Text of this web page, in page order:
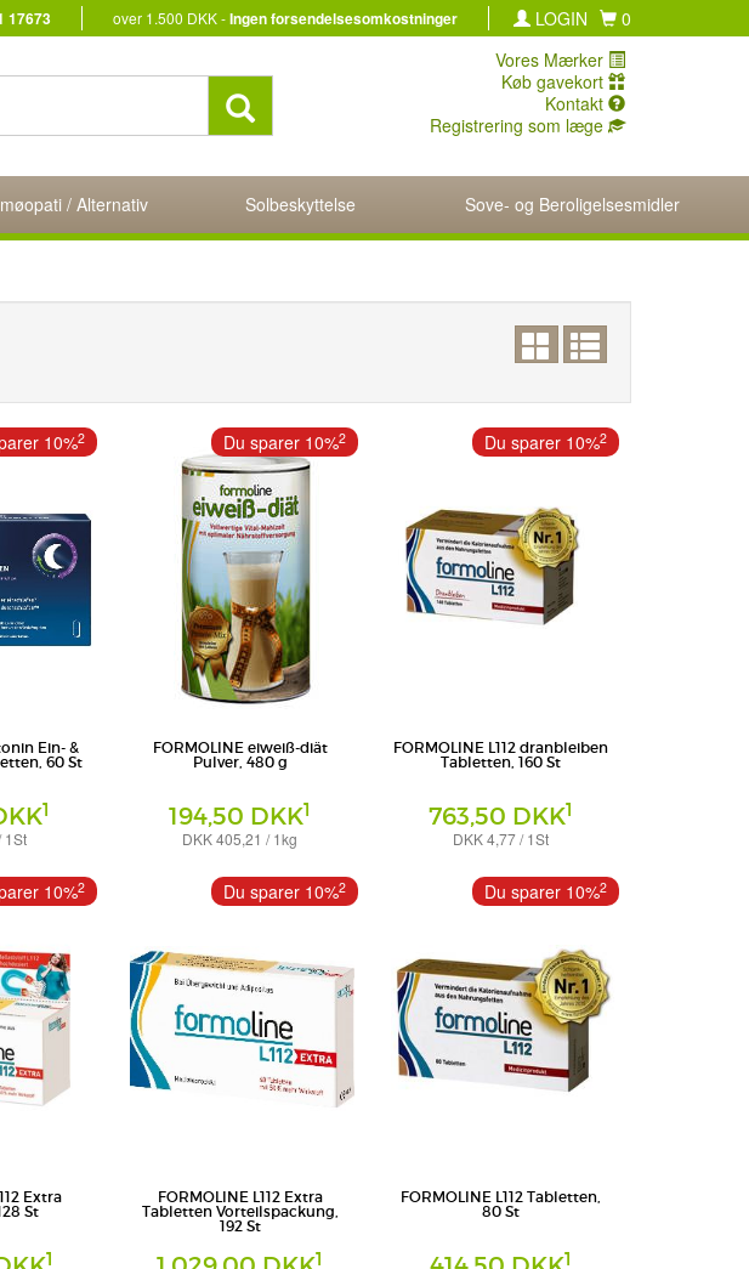
17673 over 1.500 DKK -Ingen forsendelsesomkostninger LOGIN
0
Vores Mærker
Køb gavekort
Kontakt
Registrering som læge
/ Alternativ Solbeskyttelse Sove- og Beroligelsesmidler
Ein- &
60 St
1
1St
10%2
FORMOLINE eiweiß-diät
Pulver, 480 g
194,50 DKK1
DKK 405,21 / 1kg
Certmedica International GmbH
Du sparer 10%2
FORMOLINE L112 dranbleiben
Tabletten, 160 St
763,50 DKK1
DKK 4,77 / 1St
Certmedica International GmbH
Du sparer 10%2
Extra
St
1
10%2
FORMOLINE L112 Extra
Tabletten Vorteilspackung,
192 St
1
Du sparer 10%2
FORMOLINE L112 Tabletten,
80 St
1
Du sparer 10%2